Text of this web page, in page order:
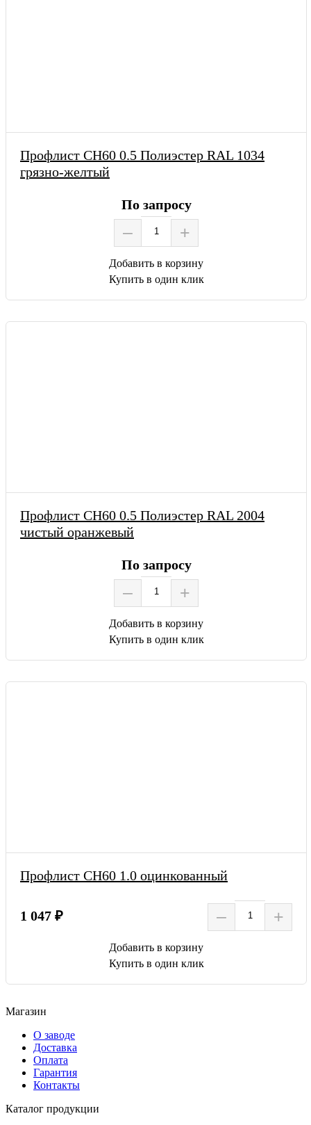
Профлист СН60 0.5 Полиэстер RAL 1034
грязно-желтый
По запросу
– +
Добавить в корзину
Купить в один клик
Профлист СН60 0.5 Полиэстер RAL 2004
чистый оранжевый
По запросу
– +
Добавить в корзину
Купить в один клик
Профлист СН60 1.0 оцинкованный
1 047 ₽ – +
Добавить в корзину
Купить в один клик
Магазин
О заводе
Доставка
Оплата
Гарантия
Контакты
Каталог продукции